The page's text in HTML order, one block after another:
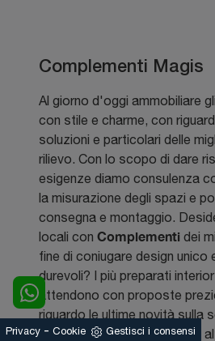
Complementi Magis
Al giorno d'oggi ammobiliare
con stile e charme, con
soluzioni e particolari delle
rilievo. Con lo scopo di dare
esigenze diamo consulenza
la misurazione degli spazi e
consegna e montaggio.
locali con Complementi dei
fine di coniugare design unico
durevoli? I più preparati
attendono con proposte
riguardo le ultime novità sulla
riferimento, che concernono
Privacy - Cookie Gestisci i consensi